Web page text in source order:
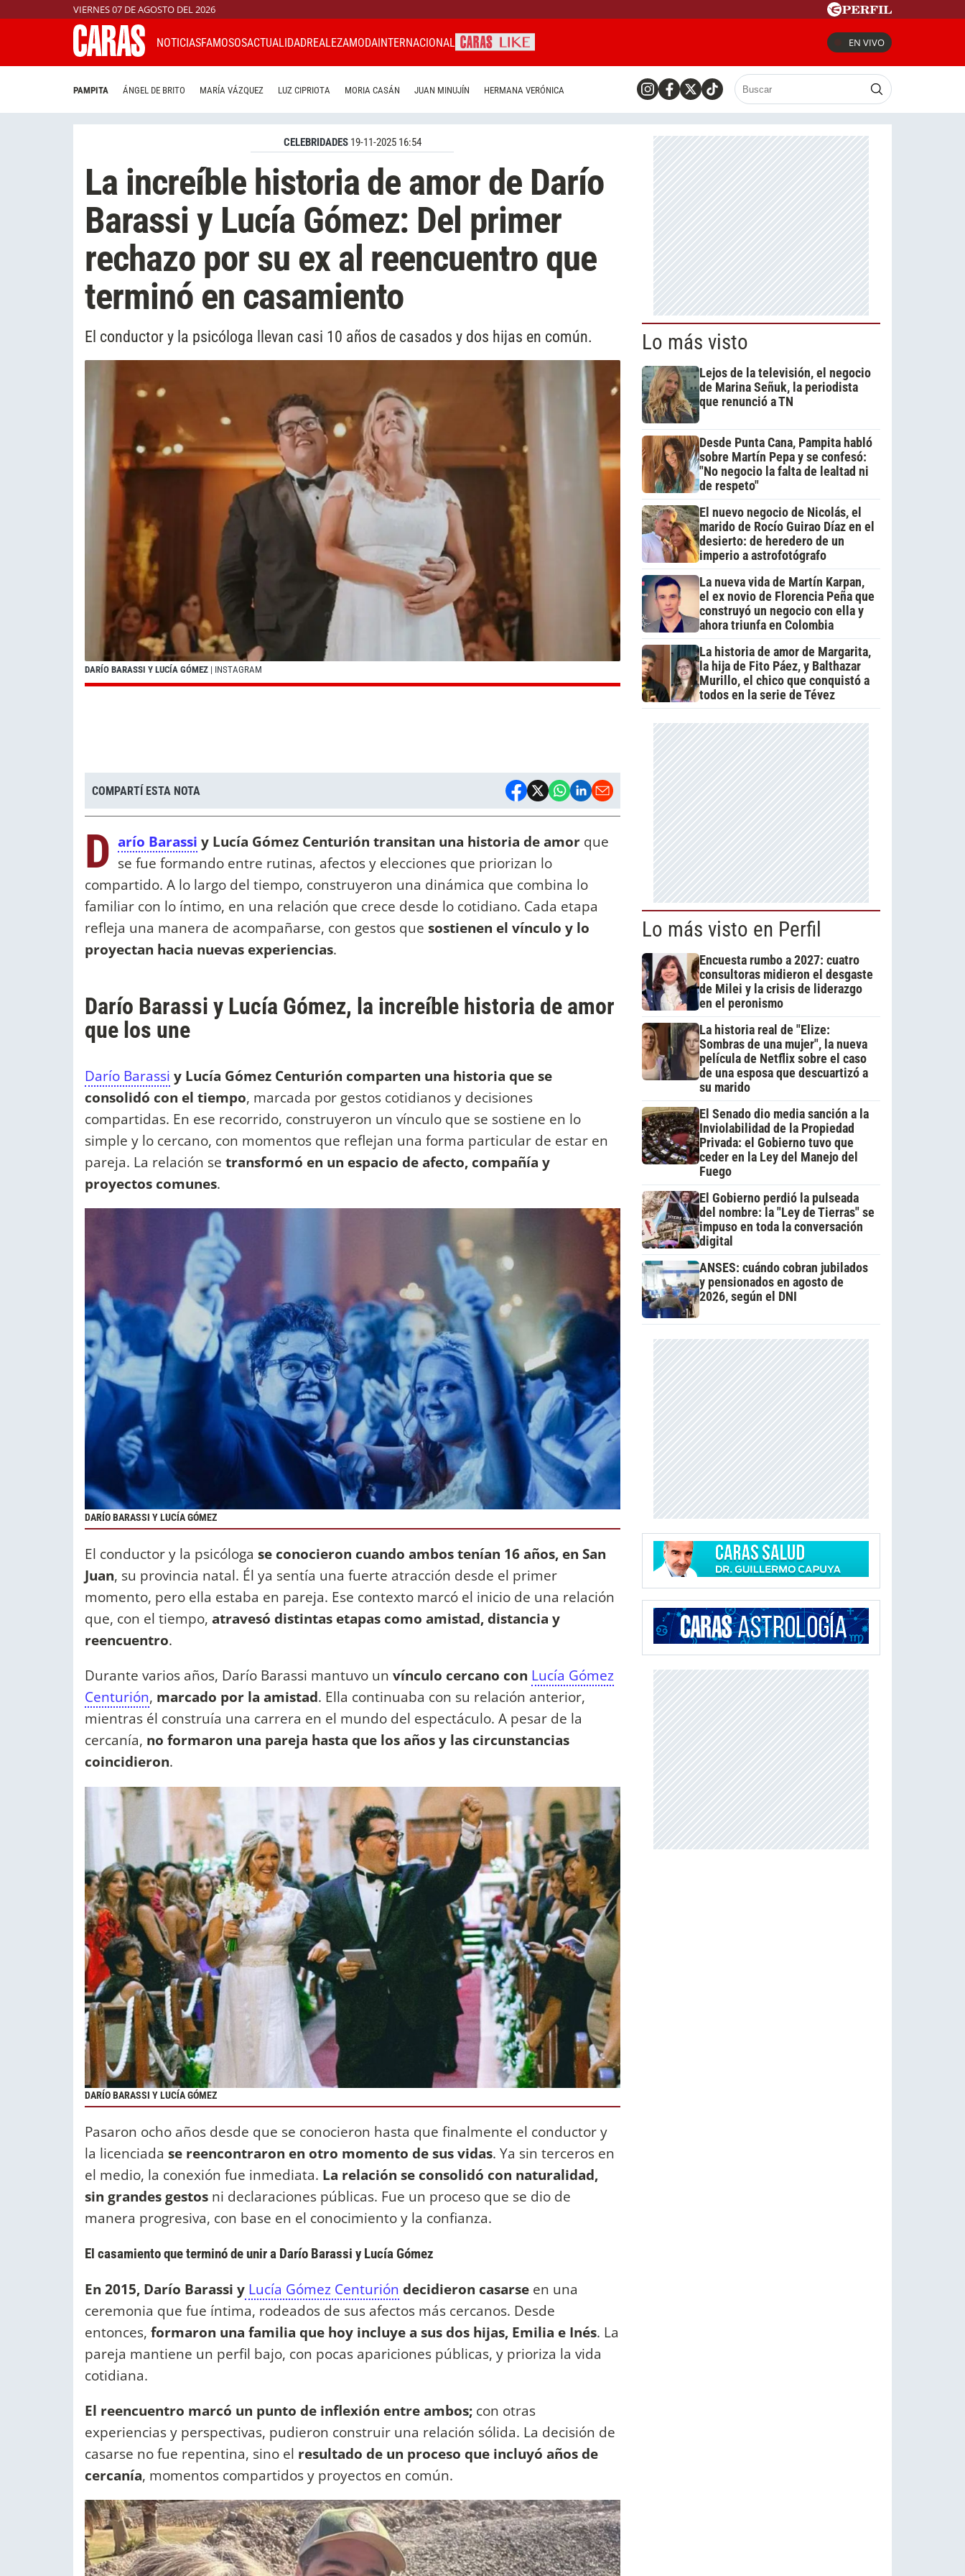
VIERNES 07 DE AGOSTO DEL 2026
NOTICIASFAMOSOSACTUALIDADREALEZAMODAINTERNACIONAL EN VIVO
PAMPITA ÁNGEL DE BRITO MARÍA VÁZQUEZ LUZ CIPRIOTA MORIA CASÁN JUAN MINUJÍN HERMANA VERÓNICA
CELEBRIDADES 19-11-2025 16:54
La increíble historia de amor de Darío
Barassi y Lucía Gómez: Del primer
rechazo por su ex al reencuentro que
terminó en casamiento
El conductor y la psicóloga llevan casi 10 años de casados y dos hijas en común.
DARÍO BARASSI Y LUCÍA GÓMEZ | INSTAGRAM
COMPARTÍ ESTA NOTA
D arío Barassi y Lucía Gómez Centurión transitan una historia de amor que
se fue formando entre rutinas, afectos y elecciones que priorizan lo
compartido. A lo largo del tiempo, construyeron una dinámica que combina lo
familiar con lo íntimo, en una relación que crece desde lo cotidiano. Cada etapa
refleja una manera de acompañarse, con gestos que sostienen el vínculo y lo
proyectan hacia nuevas experiencias.
Darío Barassi y Lucía Gómez, la increíble historia de amor
que los une
Darío Barassi y Lucía Gómez Centurión comparten una historia que se
consolidó con el tiempo, marcada por gestos cotidianos y decisiones
compartidas. En ese recorrido, construyeron un vínculo que se sostiene en lo
simple y lo cercano, con momentos que reflejan una forma particular de estar en
pareja. La relación se transformó en un espacio de afecto, compañía y
proyectos comunes.
DARÍO BARASSI Y LUCÍA GÓMEZ
El conductor y la psicóloga se conocieron cuando ambos tenían 16 años, en San
Juan, su provincia natal. Él ya sentía una fuerte atracción desde el primer
momento, pero ella estaba en pareja. Ese contexto marcó el inicio de una relación
que, con el tiempo, atravesó distintas etapas como amistad, distancia y
reencuentro.
Durante varios años, Darío Barassi mantuvo un vínculo cercano con Lucía Gómez
Centurión, marcado por la amistad. Ella continuaba con su relación anterior,
mientras él construía una carrera en el mundo del espectáculo. A pesar de la
cercanía, no formaron una pareja hasta que los años y las circunstancias
coincidieron.
DARÍO BARASSI Y LUCÍA GÓMEZ
Pasaron ocho años desde que se conocieron hasta que finalmente el conductor y
la licenciada se reencontraron en otro momento de sus vidas. Ya sin terceros en
el medio, la conexión fue inmediata. La relación se consolidó con naturalidad,
sin grandes gestos ni declaraciones públicas. Fue un proceso que se dio de
manera progresiva, con base en el conocimiento y la confianza.
El casamiento que terminó de unir a Darío Barassi y Lucía Gómez
En 2015, Darío Barassi y Lucía Gómez Centurión decidieron casarse en una
ceremonia que fue íntima, rodeados de sus afectos más cercanos. Desde
entonces, formaron una familia que hoy incluye a sus dos hijas, Emilia e Inés. La
pareja mantiene un perfil bajo, con pocas apariciones públicas, y prioriza la vida
cotidiana.
El reencuentro marcó un punto de inflexión entre ambos; con otras
experiencias y perspectivas, pudieron construir una relación sólida. La decisión de
casarse no fue repentina, sino el resultado de un proceso que incluyó años de
cercanía, momentos compartidos y proyectos en común.
Lo más visto
Lejos de la televisión, el negocio
de Marina Señuk, la periodista
que renunció a TN
Desde Punta Cana, Pampita habló
sobre Martín Pepa y se confesó:
"No negocio la falta de lealtad ni
de respeto"
El nuevo negocio de Nicolás, el
marido de Rocío Guirao Díaz en el
desierto: de heredero de un
imperio a astrofotógrafo
La nueva vida de Martín Karpan,
el ex novio de Florencia Peña que
construyó un negocio con ella y
ahora triunfa en Colombia
La historia de amor de Margarita,
la hija de Fito Páez, y Balthazar
Murillo, el chico que conquistó a
todos en la serie de Tévez
Lo más visto en Perfil
Encuesta rumbo a 2027: cuatro
consultoras midieron el desgaste
de Milei y la crisis de liderazgo
en el peronismo
La historia real de "Elize:
Sombras de una mujer", la nueva
película de Netflix sobre el caso
de una esposa que descuartizó a
su marido
El Senado dio media sanción a la
Inviolabilidad de la Propiedad
Privada: el Gobierno tuvo que
ceder en la Ley del Manejo del
Fuego
El Gobierno perdió la pulseada
del nombre: la "Ley de Tierras" se
impuso en toda la conversación
digital
ANSES: cuándo cobran jubilados
y pensionados en agosto de
2026, según el DNI